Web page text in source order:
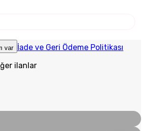
var İade ve Geri Ödeme Politikası
ilanlar